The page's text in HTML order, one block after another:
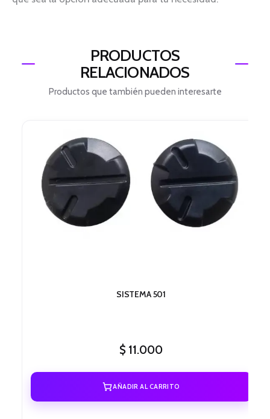
PRODUCTOS
RELACIONADOS
Productos que también pueden interesarte
SISTEMA 501
$ 11.000
AÑADIR AL CARRITO